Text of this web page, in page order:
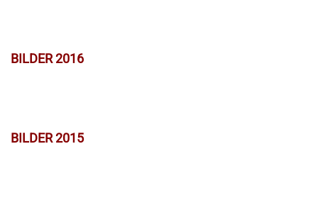
BILDER 2016
BILDER 2015